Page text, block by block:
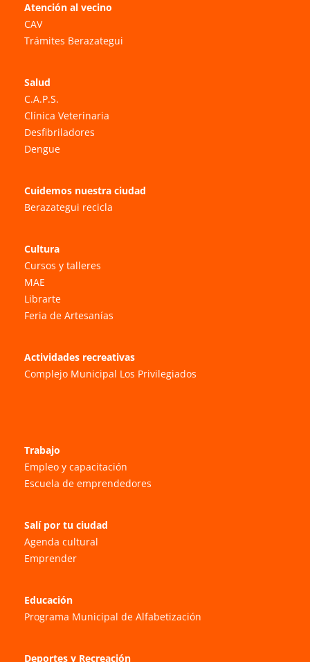
Atención al vecino
CAV
Trámites Berazategui
Salud
C.A.P.S.
Clínica Veterinaria
Desfibriladores
Dengue
Cuidemos nuestra ciudad
Berazategui recicla
Cultura
Cursos y talleres
MAE
Librarte
Feria de Artesanías
Actividades recreativas
Complejo Municipal Los Privilegiados
Trabajo
Empleo y capacitación
Escuela de emprendedores
Salí por tu ciudad
Agenda cultural
Emprender
Educación
Programa Municipal de Alfabetización
Deportes y Recreación